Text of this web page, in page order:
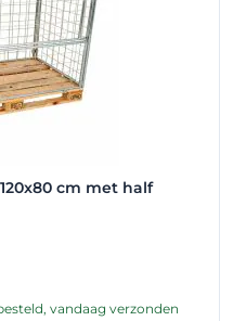
cm met half
vandaag verzonden